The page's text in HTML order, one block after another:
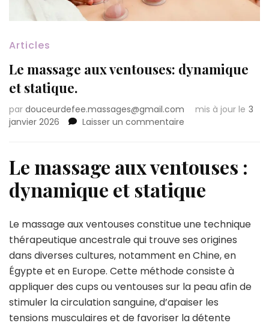
Articles
Le massage aux ventouses: dynamique
et statique.
par douceurdefee.massages@gmail.com mis à jour le 3
janvier 2026
Laisser un commentaire
aux
ventouses:
dynamique
et
Le massage aux ventouses :
dynamique et statique
Le massage aux ventouses constitue une technique
thérapeutique ancestrale qui trouve ses origines
dans diverses cultures, notamment en Chine, en
Égypte et en Europe. Cette méthode consiste à
appliquer des cups ou ventouses sur la peau afin de
stimuler la circulation sanguine, d’apaiser les
tensions musculaires et de favoriser la détente